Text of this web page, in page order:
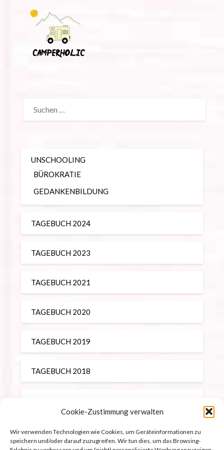
Cookie-Zustimmung verwalten
Wir verwenden Technologien wie Cookies, um Geräteinformationen zu
speichern und/oder darauf zuzugreifen. Wir tun dies, um das Browsing-
NACH:
UNSCHOOLING
BÜROKRATIE
GEDANKENBILDUNG
TAGEBUCH 2024
TAGEBUCH 2023
TAGEBUCH 2021
TAGEBUCH 2020
TAGEBUCH 2019
TAGEBUCH 2018
REISEBERICHTE